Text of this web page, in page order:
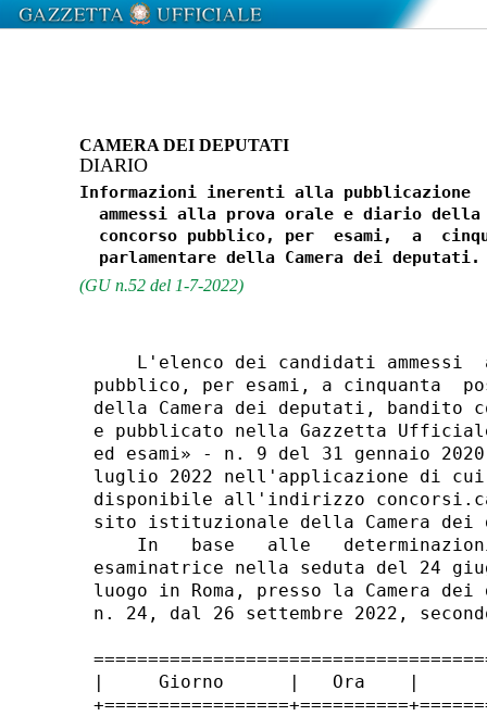
CAMERA DEI DEPUTATI
DIARIO
Informazioni inerenti alla
ammessi alla prova orale e diario
concorso pubblico, per  esami,  a
(GU n.52 del 1-7-2022)
L'elenco dei candidati ammessi
pubblico, per esami, a cinquanta
della Camera dei deputati, bandito
e pubblicato nella Gazzetta
ed esami» - n. 9 del 31 gennaio
luglio 2022 nell'applicazione di
disponibile all'indirizzo
sito istituzionale della Camera dei
In   base   alle
esaminatrice nella seduta del 24
luogo in Roma, presso la Camera
n. 24, dal 26 settembre 2022,
|     Giorno      |   Ora    |